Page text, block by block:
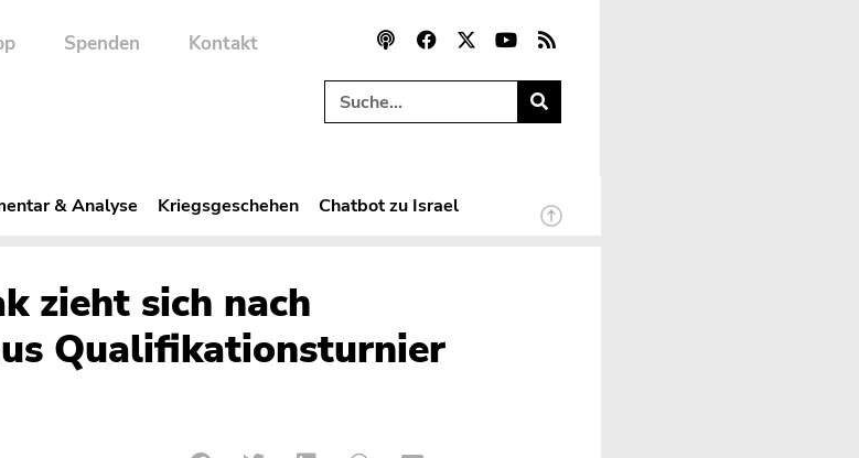
Spenden Kontakt
& Analyse Kriegsgeschehen Chatbot zu Israel
zieht sich nach
Qualifikationsturnier